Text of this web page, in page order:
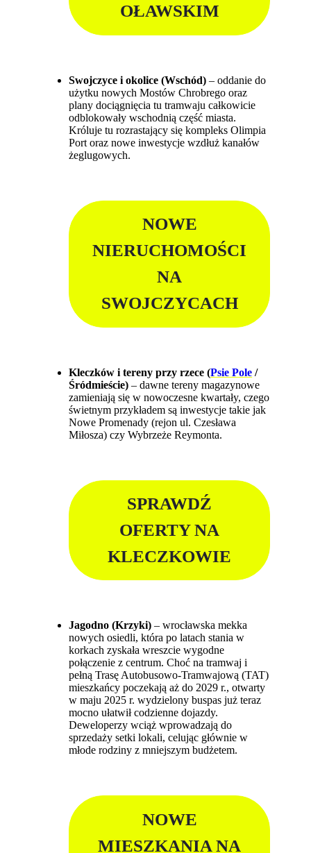
OŁAWSKIM
Swojczyce i okolice (Wschód) – oddanie do
użytku nowych Mostów Chrobrego oraz
plany dociągnięcia tu tramwaju całkowicie
odblokowały wschodnią część miasta.
Króluje tu rozrastający się kompleks Olimpia
Port oraz nowe inwestycje wzdłuż kanałów
żeglugowych.
NOWE
NIERUCHOMOŚCI
NA
SWOJCZYCACH
Kleczków i tereny przy rzece (Psie Pole /
Śródmieście) – dawne tereny magazynowe
zamieniają się w nowoczesne kwartały, czego
świetnym przykładem są inwestycje takie jak
Nowe Promenady (rejon ul. Czesława
Miłosza) czy Wybrzeże Reymonta.
SPRAWDŹ
OFERTY NA
KLECZKOWIE
Jagodno (Krzyki) – wrocławska mekka
nowych osiedli, która po latach stania w
korkach zyskała wreszcie wygodne
połączenie z centrum. Choć na tramwaj i
pełną Trasę Autobusowo-Tramwajową (TAT)
mieszkańcy poczekają aż do 2029 r., otwarty
w maju 2025 r. wydzielony buspas już teraz
mocno ułatwił codzienne dojazdy.
Deweloperzy wciąż wprowadzają do
sprzedaży setki lokali, celując głównie w
młode rodziny z mniejszym budżetem.
NOWE
MIESZKANIA NA